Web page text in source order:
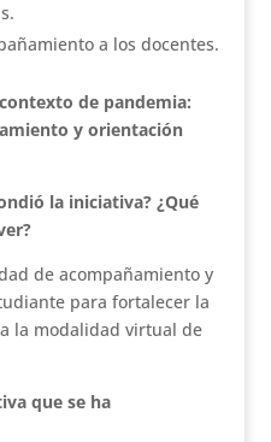
a los docentes.
de pandemia:
y orientación
la iniciativa? ¿Qué
de acompañamiento y
para fortalecer la
la modalidad virtual de
que se ha